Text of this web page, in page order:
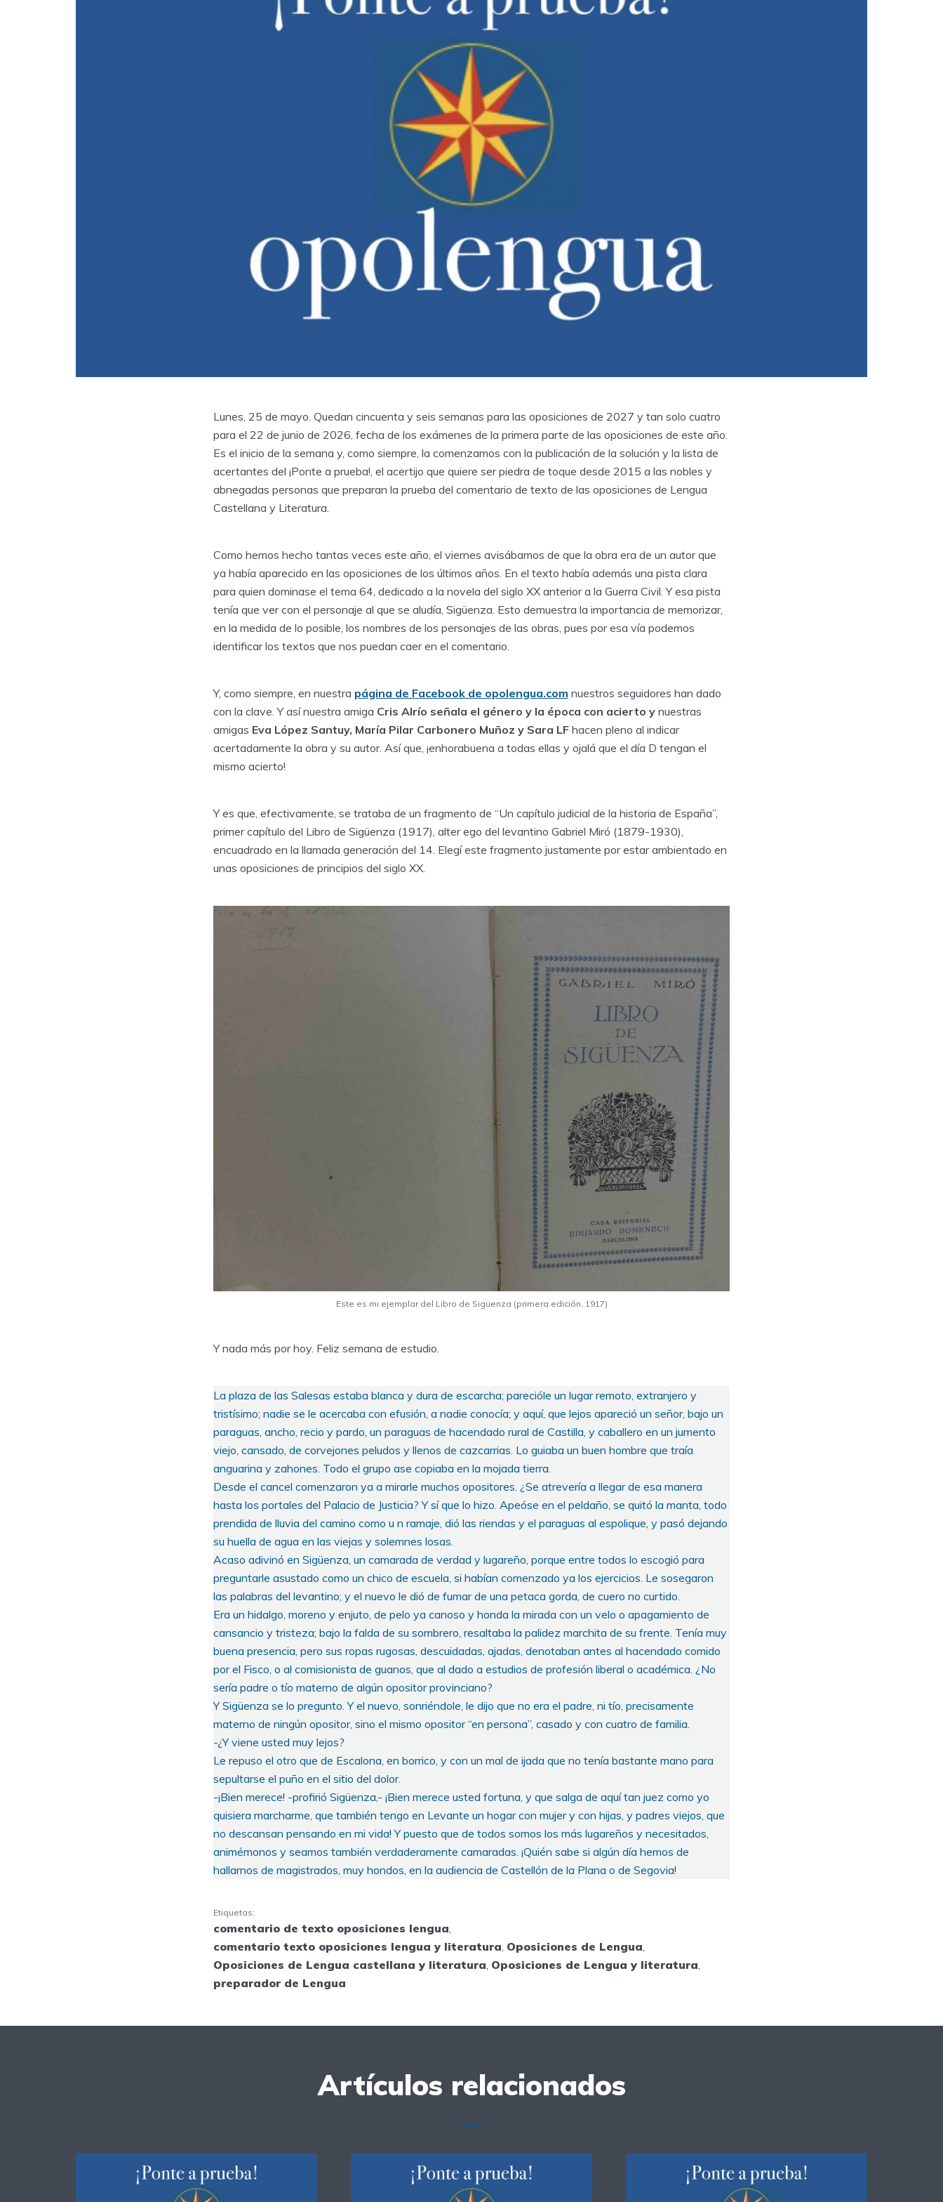
Lunes, 25 de mayo. Quedan cincuenta y seis semanas para las oposiciones de 2027 y tan solo cuatro
para el 22 de junio de 2026, fecha de los exámenes de la primera parte de las oposiciones de este año.
Es el inicio de la semana y, como siempre, la comenzamos con la publicación de la solución y la lista de
acertantes del ¡Ponte a prueba!, el acertijo que quiere ser piedra de toque desde 2015 a las nobles y
abnegadas personas que preparan la prueba del comentario de texto de las oposiciones de Lengua
Castellana y Literatura.
Como hemos hecho tantas veces este año, el viernes avisábamos de que la obra era de un autor que
ya había aparecido en las oposiciones de los últimos años. En el texto había además una pista clara
para quien dominase el tema 64, dedicado a la novela del siglo XX anterior a la Guerra Civil. Y esa pista
tenía que ver con el personaje al que se aludía, Sigüenza. Esto demuestra la importancia de memorizar,
en la medida de lo posible, los nombres de los personajes de las obras, pues por esa vía podemos
identificar los textos que nos puedan caer en el comentario.
Y, como siempre, en nuestra página de Facebook de opolengua.com nuestros seguidores han dado
con la clave. Y así nuestra amiga Cris Alrío señala el género y la época con acierto y nuestras
amigas Eva López Santuy, María Pilar Carbonero Muñoz y Sara LF hacen pleno al indicar
acertadamente la obra y su autor. Así que, ¡enhorabuena a todas ellas y ojalá que el día D tengan el
mismo acierto!
Y es que, efectivamente, se trataba de un fragmento de “Un capítulo judicial de la historia de España”,
primer capítulo del Libro de Sigüenza (1917), alter ego del levantino Gabriel Miró (1879-1930),
encuadrado en la llamada generación del 14. Elegí este fragmento justamente por estar ambientado en
unas oposiciones de principios del siglo XX.
Este es mi ejemplar del Libro de Sigüenza (primera edición, 1917)
Y nada más por hoy. Feliz semana de estudio.
La plaza de las Salesas estaba blanca y dura de escarcha; parecióle un lugar remoto, extranjero y
tristísimo; nadie se le acercaba con efusión, a nadie conocía; y aquí, que lejos apareció un señor, bajo un
paraguas, ancho, recio y pardo, un paraguas de hacendado rural de Castilla, y caballero en un jumento
viejo, cansado, de corvejones peludos y llenos de cazcarrias. Lo guiaba un buen hombre que traía
anguarina y zahones. Todo el grupo ase copiaba en la mojada tierra.
Desde el cancel comenzaron ya a mirarle muchos opositores. ¿Se atrevería a llegar de esa manera
hasta los portales del Palacio de Justicia? Y sí que lo hizo. Apeóse en el peldaño, se quitó la manta, todo
prendida de lluvia del camino como u n ramaje, dió las riendas y el paraguas al espolique, y pasó dejando
su huella de agua en las viejas y solemnes losas.
Acaso adivinó en Sigüenza, un camarada de verdad y lugareño, porque entre todos lo escogió para
preguntarle asustado como un chico de escuela, si habían comenzado ya los ejercicios. Le sosegaron
las palabras del levantino; y el nuevo le dió de fumar de una petaca gorda, de cuero no curtido.
Era un hidalgo, moreno y enjuto, de pelo ya canoso y honda la mirada con un velo o apagamiento de
cansancio y tristeza; bajo la falda de su sombrero, resaltaba la palidez marchita de su frente. Tenía muy
buena presencia, pero sus ropas rugosas, descuidadas, ajadas, denotaban antes al hacendado comido
por el Fisco, o al comisionista de guanos, que al dado a estudios de profesión liberal o académica. ¿No
sería padre o tío materno de algún opositor provinciano?
Y Sigüenza se lo pregunto. Y el nuevo, sonriéndole, le dijo que no era el padre, ni tío, precisamente
materno de ningún opositor, sino el mismo opositor “en persona”, casado y con cuatro de familia.
-¿Y viene usted muy lejos?
Le repuso el otro que de Escalona, en borrico, y con un mal de ijada que no tenía bastante mano para
sepultarse el puño en el sitio del dolor.
-¡Bien merece! -profirió Sigüenza,- ¡Bien merece usted fortuna, y que salga de aquí tan juez como yo
quisiera marcharme, que también tengo en Levante un hogar con mujer y con hijas, y padres viejos, que
no descansan pensando en mi vida! Y puesto que de todos somos los más lugareños y necesitados,
animémonos y seamos también verdaderamente camaradas. ¡Quién sabe si algún día hemos de
hallarnos de magistrados, muy hondos, en la audiencia de Castellón de la Plana o de Segovia!
Etiquetas:
comentario de texto oposiciones lengua,
comentario texto oposiciones lengua y literatura, Oposiciones de Lengua,
Oposiciones de Lengua castellana y literatura, Oposiciones de Lengua y literatura,
preparador de Lengua
Artículos relacionados